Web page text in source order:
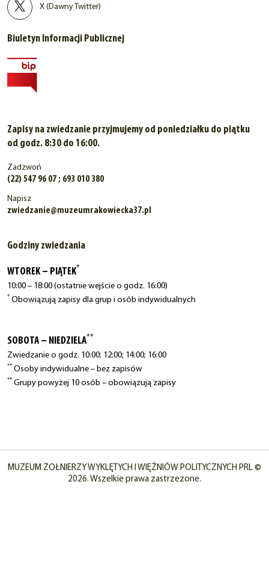
X (Dawny Twitter)
Biuletyn Informacji Publicznej
Zapisy na zwiedzanie przyjmujemy od poniedziałku do piątku
od godz. 8:30 do 16:00.
Zadzwoń
(22) 547 96 07 ; 693 010 380
Napisz
zwiedzanie@muzeumrakowiecka37.pl
Godziny zwiedzania
WTOREK – PIĄTEK*
10:00 – 18:00 (ostatnie wejście o godz. 16:00)
* Obowiązują zapisy dla grup i osób indywidualnych
SOBOTA – NIEDZIELA**
Zwiedzanie o godz. 10:00; 12:00; 14:00; 16:00
** Osoby indywidualne – bez zapisów
** Grupy powyżej 10 osób – obowiązują zapisy
MUZEUM ŻOŁNIERZY WYKLĘTYCH I WIĘŹNIÓW POLITYCZNYCH PRL ©
2026. Wszelkie prawa zastrzeżone.